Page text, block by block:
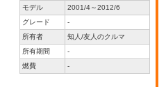
モデル
2001/4～2012/6
グレード
-
所有者
知人/友人のクルマ
所有期間
-
燃費
-